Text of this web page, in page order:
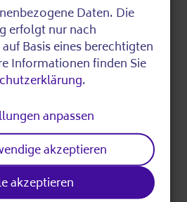
der
Spandau
Daten. Die
erfolgt nur nach
Basis eines berechtigten
Informationen finden Sie
.
anpassen
akzeptieren
akzeptieren